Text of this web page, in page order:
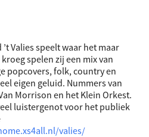
Valies speelt waar het maar
spelen zij een mix van
popcovers, folk, country en
eigen geluid. Nummers van
Morrison en het Klein Orkest.
luistergenot voor het publiek
valies/